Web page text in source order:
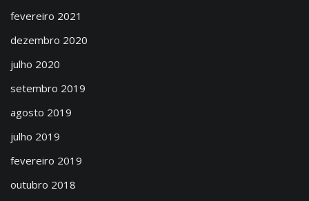
fevereiro 2021
dezembro 2020
julho 2020
setembro 2019
agosto 2019
julho 2019
fevereiro 2019
outubro 2018